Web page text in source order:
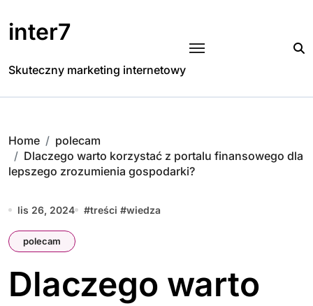
to
content
inter7
Skuteczny marketing internetowy
Home
polecam
Dlaczego warto korzystać z portalu finansowego dla
lepszego zrozumienia gospodarki?
lis 26, 2024 #treści #wiedza
polecam
Dlaczego warto